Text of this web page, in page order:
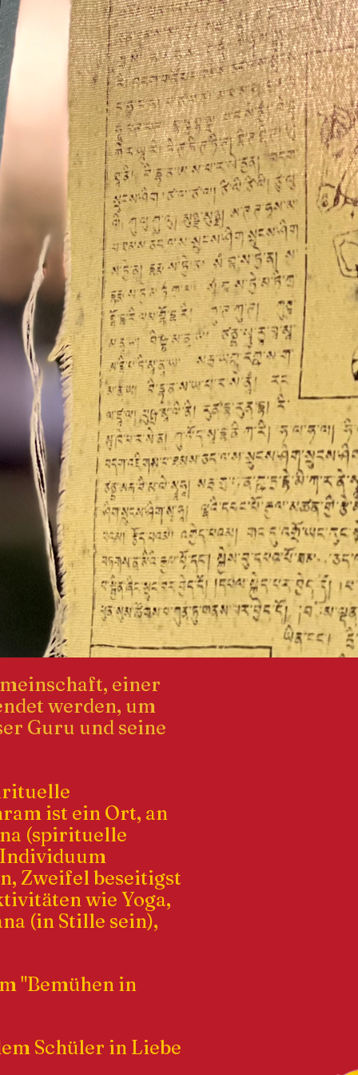
einer
werden, um
Guru und seine
ist ein Ort, an
(spirituelle
Zweifel beseitigst
wie Yoga,
(in Stille sein),
"Bemühen in
Schüler in Liebe